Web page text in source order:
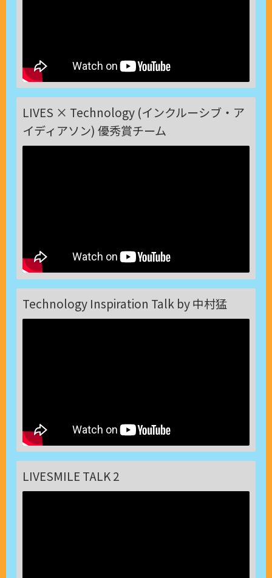
LIVES × Technology (インクルーシブ・ア
イディアソン) 優秀賞チーム
Technology Inspiration Talk by 中村猛
LIVESMILE TALK 2